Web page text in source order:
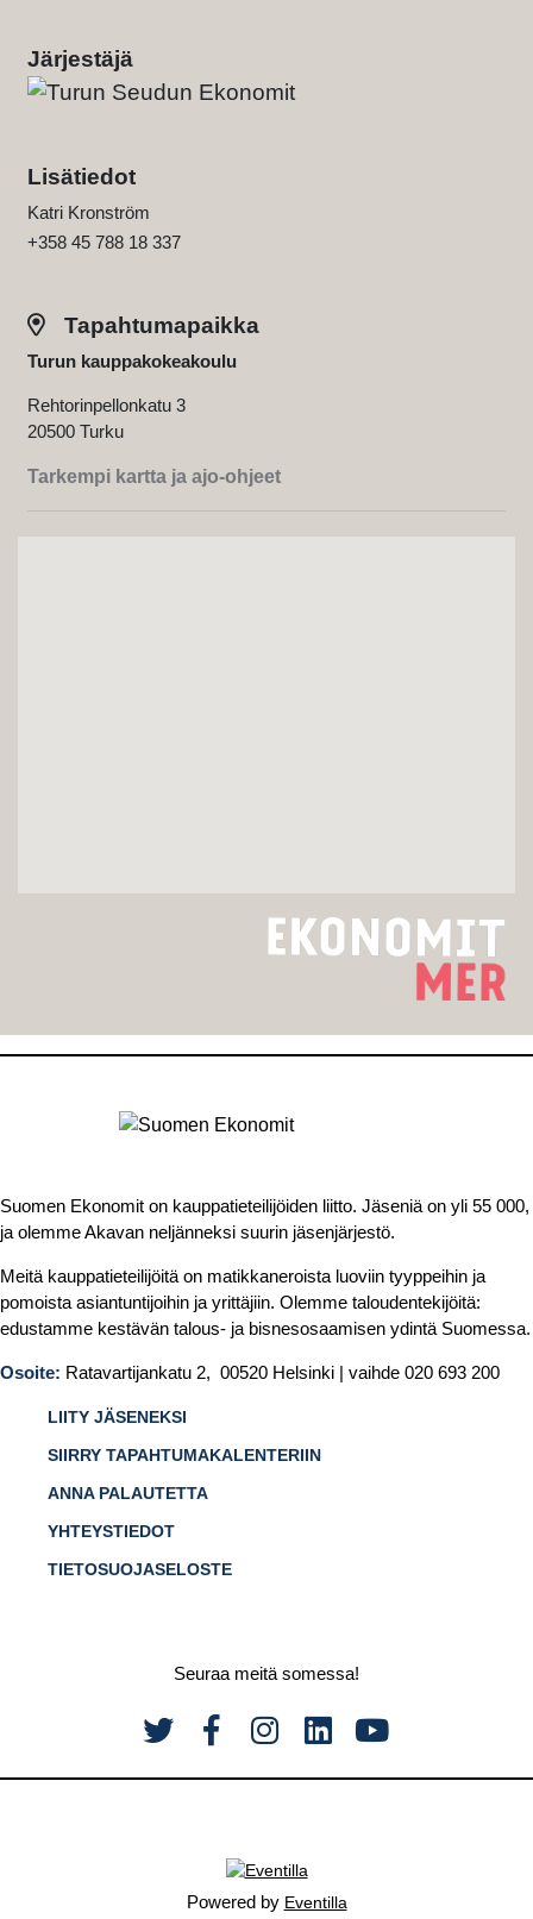
Järjestäjä
Lisätiedot
Katri Kronström
+358 45 788 18 337
Tapahtumapaikka
Turun kauppakokeakoulu
Rehtorinpellonkatu 3
20500 Turku
Tarkempi kartta ja ajo-ohjeet
Suomen Ekonomit on kauppatieteilijöiden liitto. Jäseniä on yli 55 000,
ja olemme Akavan neljänneksi suurin jäsenjärjestö.
Meitä kauppatieteilijöitä on matikkaneroista luoviin tyyppeihin ja
pomoista asiantuntijoihin ja yrittäjiin. Olemme taloudentekijöitä:
edustamme kestävän talous- ja bisnesosaamisen ydintä Suomessa.
Osoite: Ratavartijankatu 2, 00520 Helsinki | vaihde 020 693 200
LIITY JÄSENEKSI
SIIRRY TAPAHTUMAKALENTERIIN
ANNA PALAUTETTA
YHTEYSTIEDOT
TIETOSUOJASELOSTE
Seuraa meitä somessa!
Powered by Eventilla